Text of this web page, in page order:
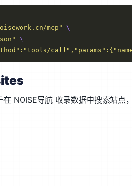
mcp"
NOISE导航 收录数据中搜索站点